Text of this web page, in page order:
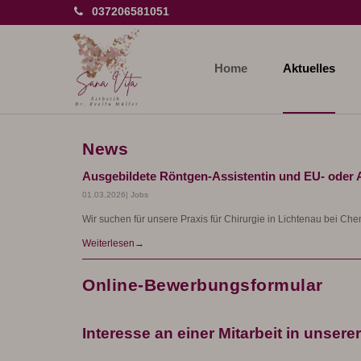
037206581051
Home Aktuelles
News
Ausgebildete Röntgen-Assistentin und EU-
01.03.2026| Jobs
Wir suchen für unsere Praxis für Chirurgie in Lichtenau bei
Weiterlesen
Online-Bewerbungsformular
Interesse an einer Mitarbeit in